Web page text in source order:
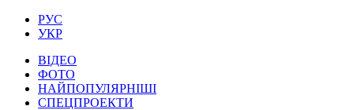
РУС
УКР
ВІДЕО
ФОТО
НАЙПОПУЛЯРНІШІ
СПЕЦПРОЕКТИ